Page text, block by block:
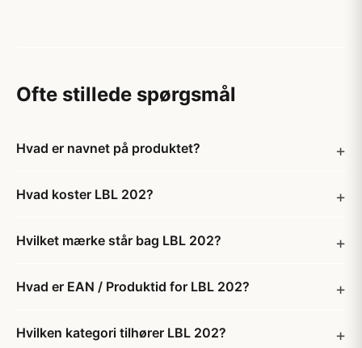
Ofte stillede spørgsmål
Hvad er navnet på produktet?
Hvad koster LBL 202?
Hvilket mærke står bag LBL 202?
Hvad er EAN / Produktid for LBL 202?
Hvilken kategori tilhører LBL 202?